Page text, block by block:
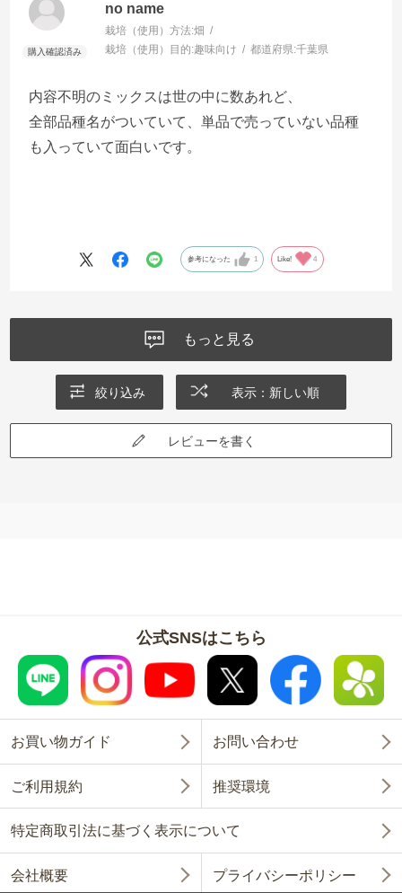
no name
栽培（使用）方法:畑
栽培（使用）目的:趣味向け 都道府県:千葉県
内容不明のミックスは世の中に数あれど、
全部品種名がついていて、単品で売っていない品種
も入っていて面白いです。
参考になった 1 Like! 4
もっと見る
絞り込み 表示：新しい順
レビューを書く
公式SNSはこちら
お買い物ガイド お問い合わせ
ご利用規約 推奨環境
特定商取引法に基づく表示について
会社概要 プライバシーポリシー